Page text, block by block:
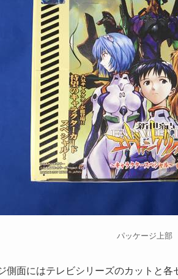
パッケージ上部
側面にはテレビシリーズのカットと